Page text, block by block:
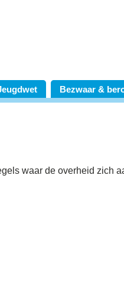
Bezwaar &
waar de overheid zich